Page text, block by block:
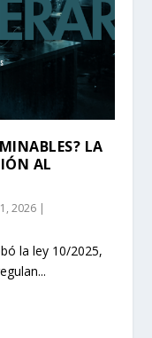
LA
AL
2026 |
la ley 10/2025,